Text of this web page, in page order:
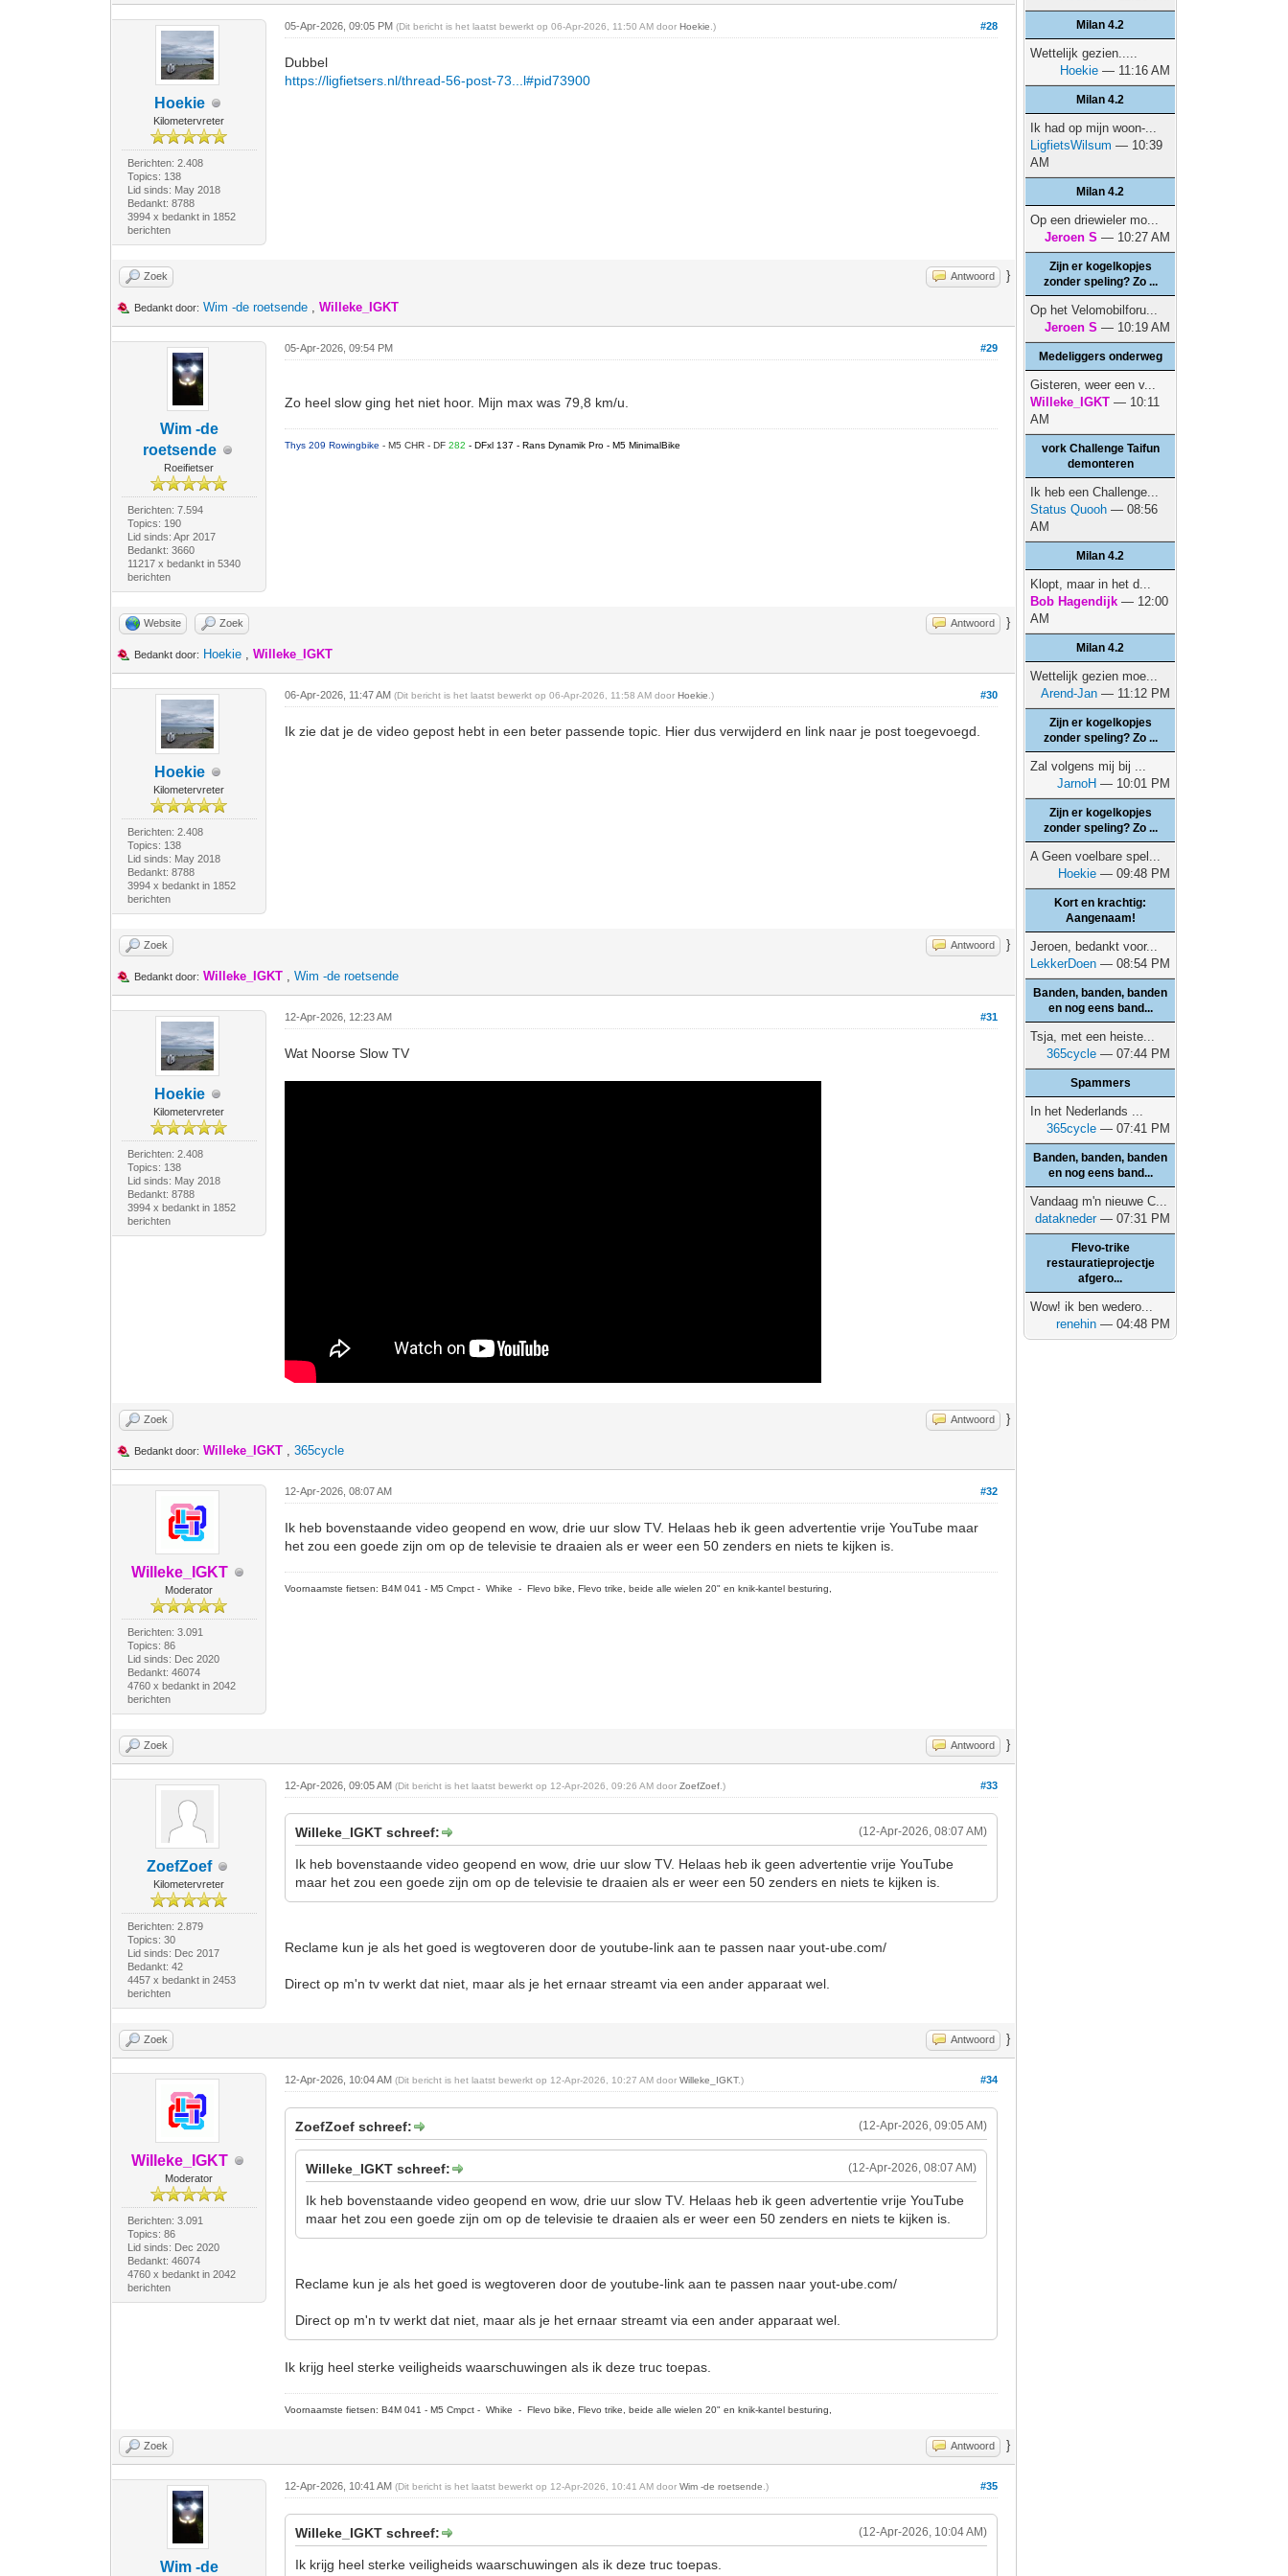
Hoekie
Kilometervreter
Berichten: 2.408
Topics: 138
Lid sinds: May 2018
Bedankt: 8788
3994 x bedankt in 1852
berichten
#28
05-Apr-2026, 09:05 PM(Dit bericht is het laatst bewerkt op 06-Apr-2026, 11:50 AM doorHoekie .)
Dubbel
https://ligfietsers.nl/thread-56-post-73...l#pid73900
Zoek Antwoord }
Bedankt door: Wim -de roetsende ,Willeke_IGKT
Wim -de
roetsende
Roeifietser
Berichten: 7.594
Topics: 190
Lid sinds: Apr 2017
Bedankt: 3660
11217 x bedankt in 5340
berichten
#29
05-Apr-2026, 09:54 PM
Zo heel slow ging het niet hoor. Mijn max was 79,8 km/u.
Thys 209 Rowingbike- M5 CHR - DF282- DFxl 137 - Rans Dynamik Pro - M5 MinimalBike
Website Zoek Antwoord }
Bedankt door: Hoekie ,Willeke_IGKT
Hoekie
Kilometervreter
Berichten: 2.408
Topics: 138
Lid sinds: May 2018
Bedankt: 8788
3994 x bedankt in 1852
berichten
#30
06-Apr-2026, 11:47 AM(Dit bericht is het laatst bewerkt op 06-Apr-2026, 11:58 AM doorHoekie .)
Ik zie dat je de video gepost hebt in een beter passende topic. Hier dus verwijderd en link naar je post toegevoegd.
Zoek Antwoord }
Bedankt door: Willeke_IGKT ,Wim -de roetsende
Hoekie
Kilometervreter
Berichten: 2.408
Topics: 138
Lid sinds: May 2018
Bedankt: 8788
3994 x bedankt in 1852
berichten
#31
12-Apr-2026, 12:23 AM
Wat Noorse Slow TV
Zoek Antwoord }
Bedankt door: Willeke_IGKT ,365cycle
Willeke_IGKT
Moderator
Berichten: 3.091
Topics: 86
Lid sinds: Dec 2020
Bedankt: 46074
4760 x bedankt in 2042
berichten
#32
12-Apr-2026, 08:07 AM
Ik heb bovenstaande video geopend en wow, drie uur slow TV. Helaas heb ik geen advertentie vrije YouTube maar
het zou een goede zijn om op de televisie te draaien als er weer een 50 zenders en niets te kijken is.
Voornaamste fietsen: B4M 041 - M5 Cmpct - Whike - Flevo bike, Flevo trike, beide alle wielen 20" en knik-kantel besturing,
Zoek Antwoord }
ZoefZoef
Kilometervreter
Berichten: 2.879
Topics: 30
Lid sinds: Dec 2017
Bedankt: 42
4457 x bedankt in 2453
berichten
#33
12-Apr-2026, 09:05 AM(Dit bericht is het laatst bewerkt op 12-Apr-2026, 09:26 AM doorZoefZoef .)
(12-Apr-2026, 08:07 AM)
Willeke_IGKT schreef:
Ik heb bovenstaande video geopend en wow, drie uur slow TV. Helaas heb ik geen advertentie vrije YouTube
maar het zou een goede zijn om op de televisie te draaien als er weer een 50 zenders en niets te kijken is.
Reclame kun je als het goed is wegtoveren door de youtube-link aan te passen naar yout-ube.com/
Direct op m'n tv werkt dat niet, maar als je het ernaar streamt via een ander apparaat wel.
Zoek Antwoord }
Willeke_IGKT
Moderator
Berichten: 3.091
Topics: 86
Lid sinds: Dec 2020
Bedankt: 46074
4760 x bedankt in 2042
berichten
#34
12-Apr-2026, 10:04 AM(Dit bericht is het laatst bewerkt op 12-Apr-2026, 10:27 AM doorWilleke_IGKT.)
(12-Apr-2026, 09:05 AM)
ZoefZoef schreef:
(12-Apr-2026, 08:07 AM)
Willeke_IGKT schreef:
Ik heb bovenstaande video geopend en wow, drie uur slow TV. Helaas heb ik geen advertentie vrije YouTube
maar het zou een goede zijn om op de televisie te draaien als er weer een 50 zenders en niets te kijken is.
Reclame kun je als het goed is wegtoveren door de youtube-link aan te passen naar yout-ube.com/
Direct op m'n tv werkt dat niet, maar als je het ernaar streamt via een ander apparaat wel.
Ik krijg heel sterke veiligheids waarschuwingen als ik deze truc toepas.
Voornaamste fietsen: B4M 041 - M5 Cmpct - Whike - Flevo bike, Flevo trike, beide alle wielen 20" en knik-kantel besturing,
Zoek Antwoord }
Wim -de
#35
12-Apr-2026, 10:41 AM(Dit bericht is het laatst bewerkt op 12-Apr-2026, 10:41 AM doorWim -de roetsende .)
(12-Apr-2026, 10:04 AM)
Willeke_IGKT schreef:
Ik krijg heel sterke veiligheids waarschuwingen als ik deze truc toepas.
Milan 4.2
Wettelijk gezien.....
Hoekie — 11:16 AM
Milan 4.2
Ik had op mijn woon-...
LigfietsWilsum — 10:39
AM
Milan 4.2
Op een driewieler mo...
Jeroen S — 10:27 AM
Zijn er kogelkopjes
zonder speling? Zo ...
Op het Velomobilforu...
Jeroen S — 10:19 AM
Medeliggers onderweg
Gisteren, weer een v...
Willeke_IGKT — 10:11
AM
vork Challenge Taifun
demonteren
Ik heb een Challenge...
Status Quooh — 08:56
AM
Milan 4.2
Klopt, maar in het d...
Bob Hagendijk — 12:00
AM
Milan 4.2
Wettelijk gezien moe...
Arend-Jan — 11:12 PM
Zijn er kogelkopjes
zonder speling? Zo ...
Zal volgens mij bij ...
JarnoH — 10:01 PM
Zijn er kogelkopjes
zonder speling? Zo ...
A Geen voelbare spel...
Hoekie — 09:48 PM
Kort en krachtig:
Aangenaam!
Jeroen, bedankt voor...
LekkerDoen — 08:54 PM
Banden, banden, banden
en nog eens band...
Tsja, met een heiste...
365cycle — 07:44 PM
Spammers
In het Nederlands ...
365cycle — 07:41 PM
Banden, banden, banden
en nog eens band...
Vandaag m'n nieuwe C...
datakneder— 07:31 PM
Flevo-trike
restauratieprojectje
afgero...
Wow! ik ben wedero...
renehin — 04:48 PM